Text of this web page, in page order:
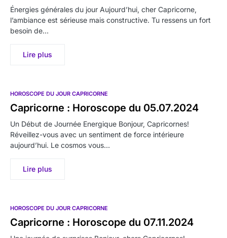
Énergies générales du jour Aujourd’hui, cher Capricorne,
l’ambiance est sérieuse mais constructive. Tu ressens un fort
besoin de…
Lire plus
HOROSCOPE DU JOUR CAPRICORNE
Capricorne : Horoscope du 05.07.2024
Un Début de Journée Energique Bonjour, Capricornes!
Réveillez-vous avec un sentiment de force intérieure
aujourd’hui. Le cosmos vous…
Lire plus
HOROSCOPE DU JOUR CAPRICORNE
Capricorne : Horoscope du 07.11.2024